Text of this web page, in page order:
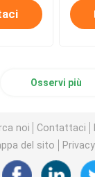
Osservi più
noi Contattaci
del sito